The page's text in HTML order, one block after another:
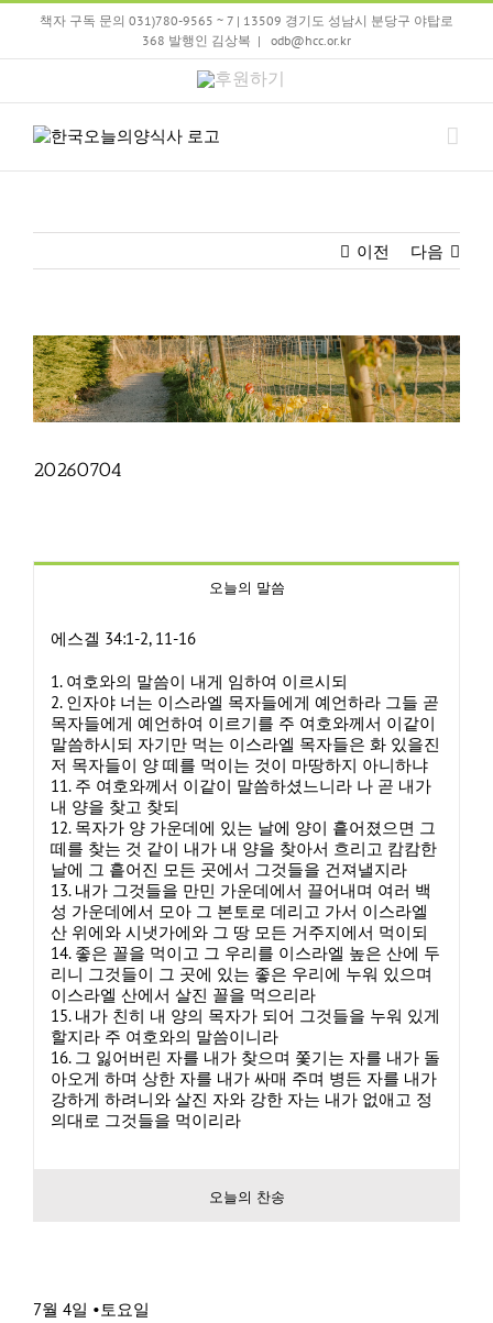
Skip
책자 구독 문의 031)780-9565 ~ 7 | 13509 경기도 성남시 분당구 야탑로
368 발행인 김상복 | odb@hcc.or.kr
후
기
이전 다음
View
Larger
Image
20260704
오늘의 말씀
에스겔 34:1-2, 11-16
1. 여호와의 말씀이 내게 임하여 이르시되
2. 인자야 너는 이스라엘 목자들에게 예언하라 그들 곧
목자들에게 예언하여 이르기를 주 여호와께서 이같이
말씀하시되 자기만 먹는 이스라엘 목자들은 화 있을진
저 목자들이 양 떼를 먹이는 것이 마땅하지 아니하냐
11. 주 여호와께서 이같이 말씀하셨느니라 나 곧 내가
내 양을 찾고 찾되
12. 목자가 양 가운데에 있는 날에 양이 흩어졌으면 그
떼를 찾는 것 같이 내가 내 양을 찾아서 흐리고 캄캄한
날에 그 흩어진 모든 곳에서 그것들을 건져낼지라
13. 내가 그것들을 만민 가운데에서 끌어내며 여러 백
성 가운데에서 모아 그 본토로 데리고 가서 이스라엘
산 위에와 시냇가에와 그 땅 모든 거주지에서 먹이되
14. 좋은 꼴을 먹이고 그 우리를 이스라엘 높은 산에 두
리니 그것들이 그 곳에 있는 좋은 우리에 누워 있으며
이스라엘 산에서 살진 꼴을 먹으리라
15. 내가 친히 내 양의 목자가 되어 그것들을 누워 있게
할지라 주 여호와의 말씀이니라
16. 그 잃어버린 자를 내가 찾으며 쫓기는 자를 내가 돌
아오게 하며 상한 자를 내가 싸매 주며 병든 자를 내가
강하게 하려니와 살진 자와 강한 자는 내가 없애고 정
의대로 그것들을 먹이리라
오늘의 찬송
7월 4일 •토요일